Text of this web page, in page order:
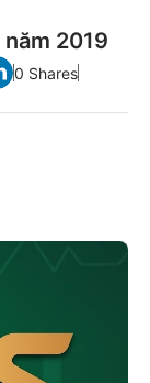
2019
0 Shares